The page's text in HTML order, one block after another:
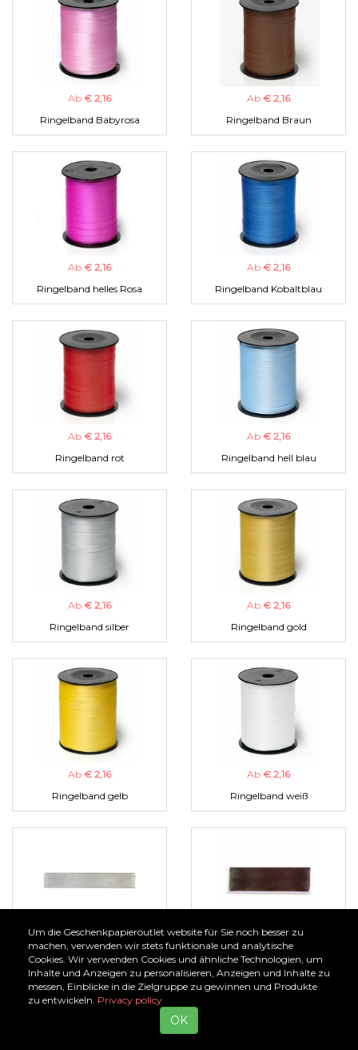
Ab € 2,16
Ringelband Babyrosa
Ab € 2,16
Ringelband Braun
Ab € 2,16
Ringelband helles Rosa
Ab € 2,16
Ringelband Kobaltblau
Ab € 2,16
Ringelband rot
Ab € 2,16
Ringelband hell blau
Ab € 2,16
Ringelband silber
Ab € 2,16
Ringelband gold
Ab € 2,16
Ringelband gelb
Ab € 2,16
Ringelband weiß
Ab€ 1,00
Organzaband silber
Ab€ 1,00
Organzaband braun
Um die Geschenkpapieroutlet website für Sie noch besser zu
machen, verwenden wir stets funktionale und analytische
Cookies. Wir verwenden Cookies und ähnliche Technologien, um
Inhalte und Anzeigen zu personalisieren, Anzeigen und Inhalte zu
messen, Einblicke in die Zielgruppe zu gewinnen und Produkte
zu entwickeln. Privacy policy
OK